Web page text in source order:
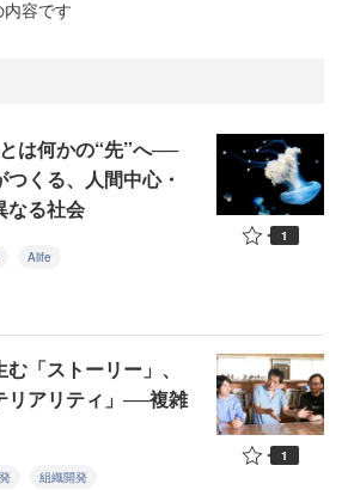
容です
は何かの“先”へ──
くる、人間中心・
なる社会
Alife
1
「ストーリー」、
リアリティ」──複雑
組織開発
1